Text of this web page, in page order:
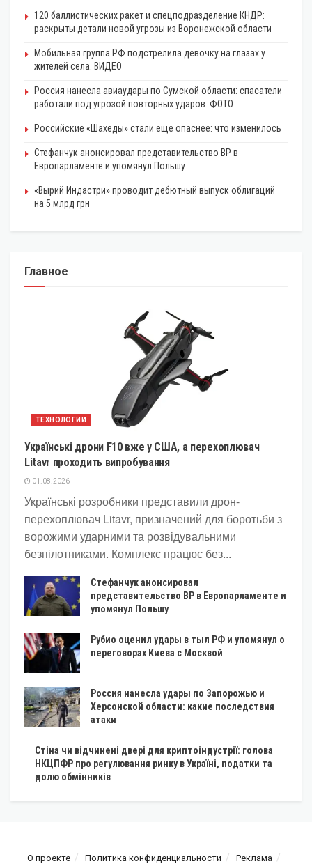
120 баллистических ракет и спецподразделение КНДР:
раскрыты детали новой угрозы из Воронежской области
Мобильная группа РФ подстрелила девочку на глазах у
жителей села. ВИДЕО
Россия нанесла авиаудары по Сумской области: спасатели
работали под угрозой повторных ударов. ФОТО
Российские «Шахеды» стали еще опаснее: что изменилось
Стефанчук анонсировал представительство ВР в
Европарламенте и упомянул Польшу
«Вырий Индастри» проводит дебютный выпуск облигаций
на 5 млрд грн
Главное
ТЕХНОЛОГИИ
Українські дрони F10 вже у США, а перехоплювач
Litavr проходить випробування
01.08.2026
Українські розробники представили дрон-
перехоплювач Litavr, призначений для боротьби з
ворожими ударними та розвідувальними
безпілотниками. Комплекс працює без...
Стефанчук анонсировал
представительство ВР в Европарламенте и
упомянул Польшу
Рубио оценил удары в тыл РФ и упомянул о
переговорах Киева с Москвой
Россия нанесла удары по Запорожью и
Херсонской области: какие последствия
атаки
Стіна чи відчинені двері для криптоіндустрії: голова
НКЦПФР про регулювання ринку в Україні, податки та
долю обмінників
О проекте Политика конфиденциальности
Реклама